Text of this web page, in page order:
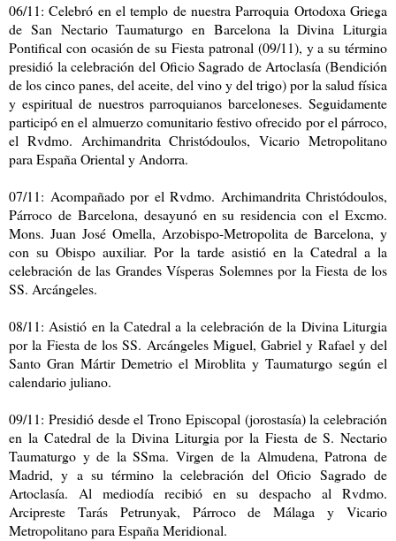
06/11: Celebró en el templo de nuestra Parroquia Ortodoxa Griega
de San Nectario Taumaturgo en Barcelona la Divina Liturgia
Pontifical con ocasión de su Fiesta patronal (09/11), y a su término
presidió la celebración del Oficio Sagrado de Artoclasía (Bendición
de los cinco panes, del aceite, del vino y del trigo) por la salud física
y espiritual de nuestros parroquianos barceloneses. Seguidamente
participó en el almuerzo comunitario festivo ofrecido por el párroco,
el Rvdmo. Archimandrita Christódoulos, Vicario Metropolitano
para España Oriental y Andorra.
07/11: Acompañado por el Rvdmo. Archimandrita Christódoulos,
Párroco de Barcelona, desayunó en su residencia con el Excmo.
Mons. Juan José Omella, Arzobispo-Metropolita de Barcelona, y
con su Obispo auxiliar. Por la tarde asistió en la Catedral a la
celebración de las Grandes Vísperas Solemnes por la Fiesta de los
SS. Arcángeles.
08/11: Asistió en la Catedral a la celebración de la Divina Liturgia
por la Fiesta de los SS. Arcángeles Miguel, Gabriel y Rafael y del
Santo Gran Mártir Demetrio el Miroblita y Taumaturgo según el
calendario juliano.
09/11: Presidió desde el Trono Episcopal (jorostasía) la celebración
en la Catedral de la Divina Liturgia por la Fiesta de S. Nectario
Taumaturgo y de la SSma. Virgen de la Almudena, Patrona de
Madrid, y a su término la celebración del Oficio Sagrado de
Artoclasía. Al mediodía recibió en su despacho al Rvdmo.
Arcipreste Tarás Petrunyak, Párroco de Málaga y Vicario
Metropolitano para España Meridional.